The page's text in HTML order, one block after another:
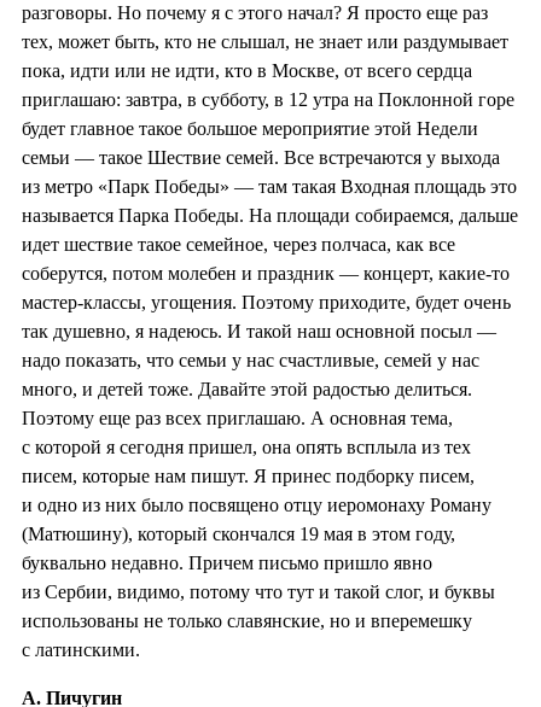
разговоры. Но почему я с этого начал? Я просто еще раз
тех, может быть, кто не слышал, не знает или раздумывает
пока, идти или не идти, кто в Москве, от всего сердца
приглашаю: завтра, в субботу, в 12 утра на Поклонной горе
будет главное такое большое мероприятие этой Недели
семьи — такое Шествие семей. Все встречаются у выхода
из метро «Парк Победы» — там такая Входная площадь это
называется Парка Победы. На площади собираемся, дальше
идет шествие такое семейное, через полчаса, как все
соберутся, потом молебен и праздник — концерт, какие-то
мастер-классы, угощения. Поэтому приходите, будет очень
так душевно, я надеюсь. И такой наш основной посыл —
надо показать, что семьи у нас счастливые, семей у нас
много, и детей тоже. Давайте этой радостью делиться.
Поэтому еще раз всех приглашаю. А основная тема,
с которой я сегодня пришел, она опять всплыла из тех
писем, которые нам пишут. Я принес подборку писем,
и одно из них было посвящено отцу иеромонаху Роману
(Матюшину), который скончался 19 мая в этом году,
буквально недавно. Причем письмо пришло явно
из Сербии, видимо, потому что тут и такой слог, и буквы
использованы не только славянские, но и вперемешку
с латинскими.
А. Пичугин